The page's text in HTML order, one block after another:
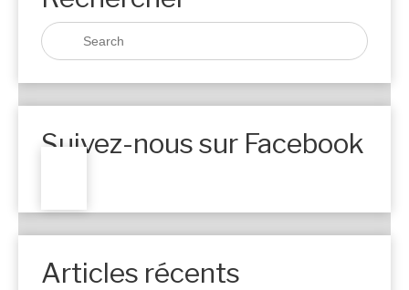
Suivez-nous sur Facebook
Articles récents